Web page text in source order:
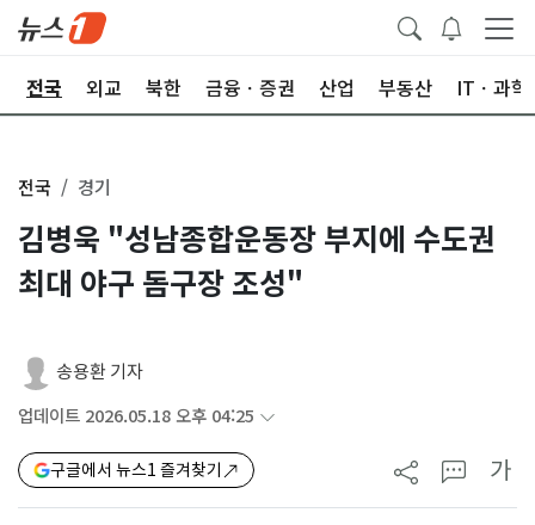
전국 외교 북한 금융ㆍ증권 산업 부동산 ITㆍ과학
전국 경기
김병욱 "성남종합운동장 부지에 수도권
최대 야구 돔구장 조성"
송용환 기자
업데이트 2026.05.18 오후 04:25
구글에서 뉴스1 즐겨찾기 가